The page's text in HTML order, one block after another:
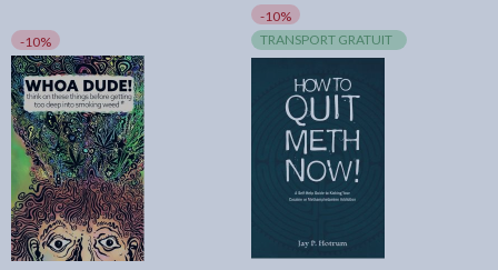
-10%
-10%
TRANSPORT GRATUIT